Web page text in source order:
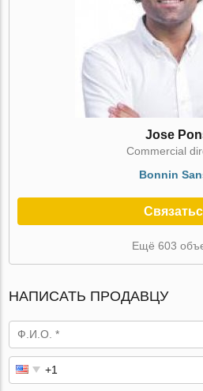
Jose
Commercial
Bonnin
Ещё 603
НАПИСАТЬ ПРОДАВЦУ